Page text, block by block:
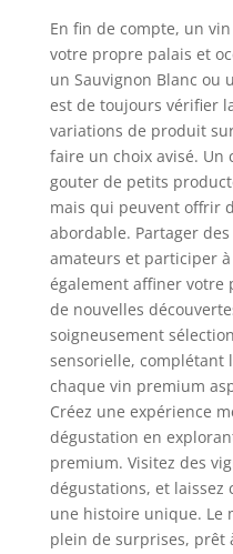
En fin de compte, un
votre propre palais et
un Sauvignon Blanc ou
est de toujours vérifier
variations de produit
faire un choix avisé. Un
gouter de petits
mais qui peuvent offrir
abordable. Partager des
amateurs et participer
également affiner votre
de nouvelles
soigneusement
sensorielle, complétant
chaque vin premium
Créez une expérience
dégustation en
premium. Visitez des
dégustations, et laissez
une histoire unique. Le
plein de surprises, prêt